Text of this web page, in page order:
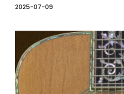
2025-07-09